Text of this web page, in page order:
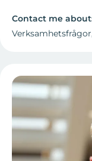
Contact me